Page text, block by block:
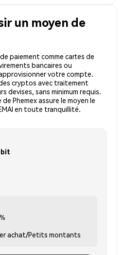
un moyen de
paiement comme cartes de
bancaires ou
votre compte.
cryptos avec traitement
devises, sans minimum requis.
Phemex assure le moyen le
en toute tranquillité.
achat/Petits montants